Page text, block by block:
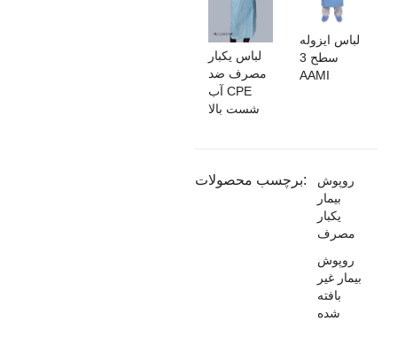
لباس یکبار
مصرف ضد
آب CPE
شست بالا
لباس ایزوله
سطح 3
AAMI
برچسب محصولات:
روپوش
بیمار
یکبار
مصرف
روپوش
بیمار غیر
بافته
شده